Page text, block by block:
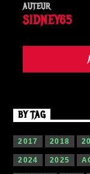
AUTEUR
SIDNEY65
BY TAG
2017 2018
2024 2025